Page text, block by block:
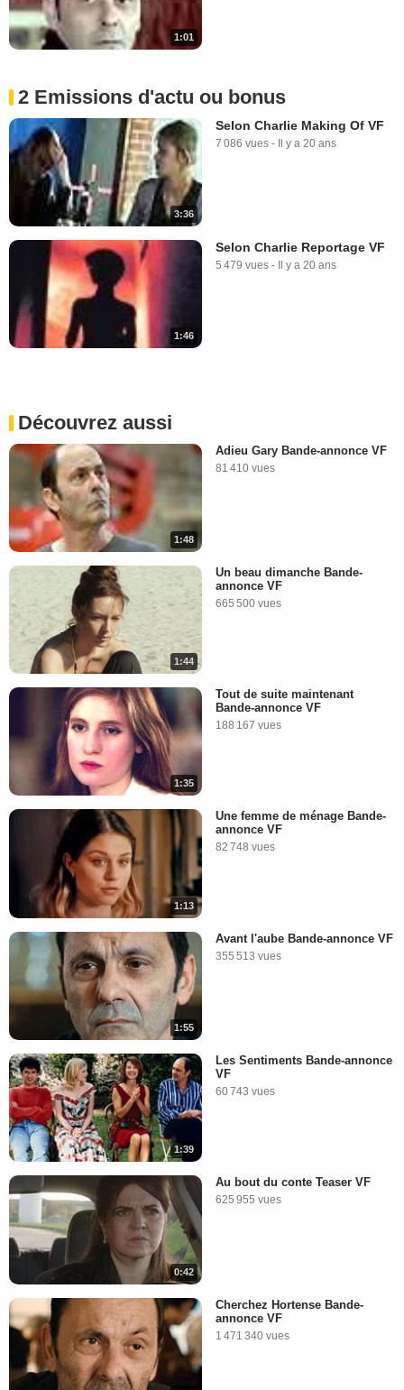
1:01
2 Emissions d'actu ou bonus
3:36
Selon Charlie Making Of VF
7 086 vues - Il y a 20 ans
1:46
Selon Charlie Reportage VF
5 479 vues - Il y a 20 ans
Découvrez aussi
1:48
Adieu Gary Bande-annonce VF
81 410 vues
1:44
Un beau dimanche Bande-
annonce VF
665 500 vues
1:35
Tout de suite maintenant
Bande-annonce VF
188 167 vues
1:13
Une femme de ménage Bande-
annonce VF
82 748 vues
1:55
Avant l'aube Bande-annonce VF
355 513 vues
1:39
Les Sentiments Bande-annonce
VF
60 743 vues
0:42
Au bout du conte Teaser VF
625 955 vues
Cherchez Hortense Bande-
annonce VF
1 471 340 vues